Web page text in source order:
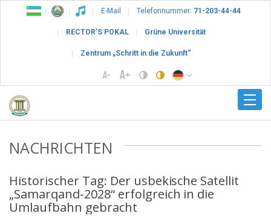
E-Mail Telefonnummer: 71-203-44-44
RECTOR’S POKAL Grüne Universität
Zentrum „Schritt in die Zukunft“
NACHRICHTEN
Historischer Tag: Der usbekische Satellit
„Samarqand-2028“ erfolgreich in die
Umlaufbahn gebracht